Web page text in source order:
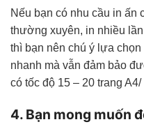
Nếu bạn có nhu cầu in ấn
thường xuyên, in nhiều
thì bạn nên chú ý lựa
nhanh mà vẫn đảm bảo
có tốc độ 15 – 20 trang A4/
4. Bạn mong muốn